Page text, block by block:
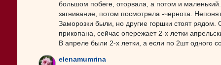
большом побеге, оторвала, а потом и
загнивание, потом посмотрела -чернота.
Заморозки были, но другие горшки стоят
прикопана, сейчас опережает 2-х летки
В апреле были 2-х летки, а если по 2шт одного
elenamumrina